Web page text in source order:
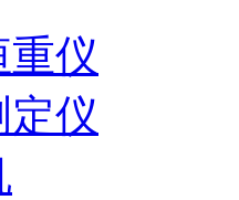
仪
仪